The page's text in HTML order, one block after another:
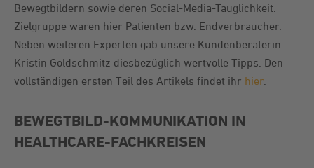
Bewegtbildern sowie deren Social-Media-Tauglichkeit.
Zielgruppe waren hier Patienten bzw. Endverbraucher.
Neben weiteren Experten gab unsere Kundenberaterin
Kristin Goldschmitz diesbezüglich wertvolle Tipps. Den
vollständigen ersten Teil des Artikels findet ihr hier
BEWEGTBILD-KOMMUNIKATION IN
HEALTHCARE-FACHKREISEN